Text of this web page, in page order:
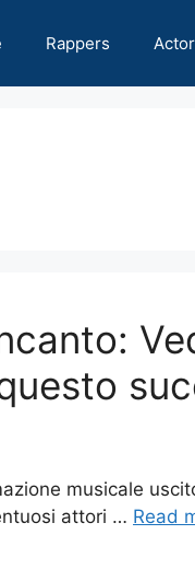
Rappers
musicale
attori … Read